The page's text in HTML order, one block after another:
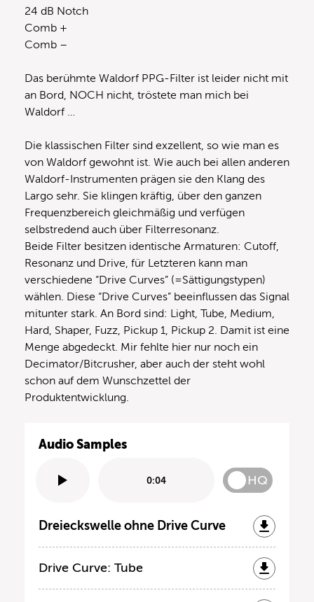
24 dB Notch
Comb +
Comb –
Das berühmte Waldorf PPG-Filter ist leider nicht mit
an Bord, NOCH nicht, tröstete man mich bei
Waldorf …
Die klassischen Filter sind exzellent, so wie man es
von Waldorf gewohnt ist. Wie auch bei allen anderen
Waldorf-Instrumenten prägen sie den Klang des
Largo sehr. Sie klingen kräftig, über den ganzen
Frequenzbereich gleichmäßig und verfügen
selbstredend auch über Filterresonanz.
Beide Filter besitzen identische Armaturen: Cutoff,
Resonanz und Drive, für Letzteren kann man
verschiedene “Drive Curves” (=Sättigungstypen)
wählen. Diese “Drive Curves” beeinflussen das Signal
mitunter stark. An Bord sind: Light, Tube, Medium,
Hard, Shaper, Fuzz, Pickup 1, Pickup 2. Damit ist eine
Menge abgedeckt. Mir fehlte hier nur noch ein
Decimator/Bitcrusher, aber auch der steht wohl
schon auf dem Wunschzettel der
Produktentwicklung.
Audio Samples
0:04 HQ
Dreieckswelle ohne Drive Curve
Drive Curve: Tube